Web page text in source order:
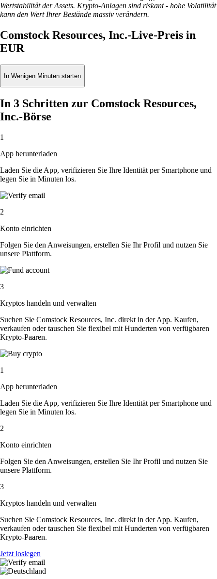
Wertstabilität der Assets. Krypto-Anlagen sind riskant - hohe Volatilität
kann den Wert Ihrer Bestände massiv verändern.
Comstock Resources, Inc.-Live-Preis in
EUR
In Wenigen Minuten starten
In 3 Schritten zur Comstock Resources,
Inc.-Börse
1
App herunterladen
Laden Sie die App, verifizieren Sie Ihre Identität per Smartphone und
legen Sie in Minuten los.
2
Konto einrichten
Folgen Sie den Anweisungen, erstellen Sie Ihr Profil und nutzen Sie
unsere Plattform.
3
Kryptos handeln und verwalten
Suchen Sie Comstock Resources, Inc. direkt in der App. Kaufen,
verkaufen oder tauschen Sie flexibel mit Hunderten von verfügbaren
Krypto-Paaren.
1
App herunterladen
Laden Sie die App, verifizieren Sie Ihre Identität per Smartphone und
legen Sie in Minuten los.
2
Konto einrichten
Folgen Sie den Anweisungen, erstellen Sie Ihr Profil und nutzen Sie
unsere Plattform.
3
Kryptos handeln und verwalten
Suchen Sie Comstock Resources, Inc. direkt in der App. Kaufen,
verkaufen oder tauschen Sie flexibel mit Hunderten von verfügbaren
Krypto-Paaren.
Jetzt loslegen